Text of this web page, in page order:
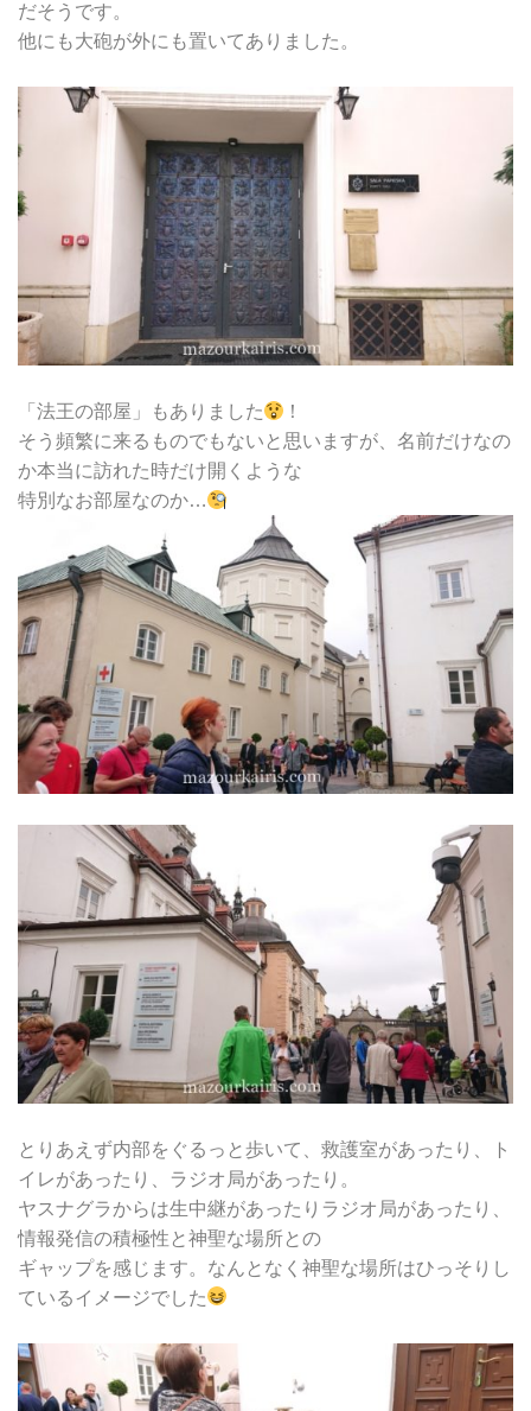
だそうです。
他にも大砲が外にも置いてありました。
「法王の部屋」もありました
！
そう頻繁に来るものでもないと思いますが、名前だけなの
か本当に訪れた時だけ開くような
特別なお部屋なのか…
とりあえず内部をぐるっと歩いて、救護室があったり、ト
イレがあったり、ラジオ局があったり。
ヤスナグラからは生中継があったりラジオ局があったり、
情報発信の積極性と神聖な場所との
ギャップを感じます。なんとなく神聖な場所はひっそりし
ているイメージでした